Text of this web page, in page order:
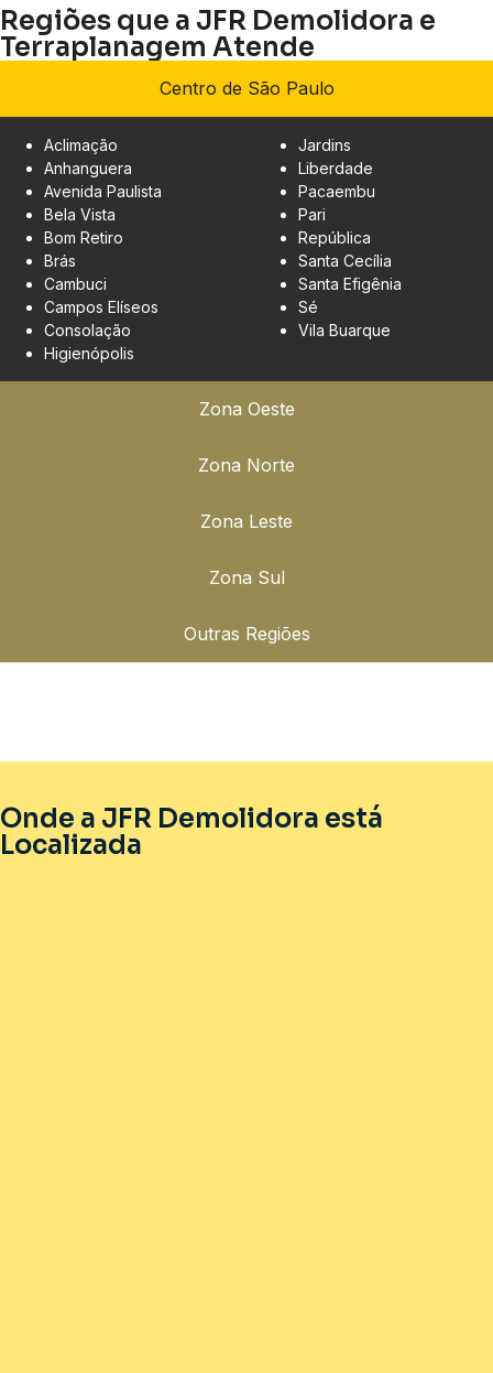
Regiões que a JFR Demolidora e
Terraplanagem Atende
Centro de São Paulo
Zona Oeste
Zona Norte
Zona Leste
Zona Sul
Outras Regiões
Aclimação
Anhanguera
Avenida Paulista
Bela Vista
Bom Retiro
Brás
Cambuci
Campos Elíseos
Consolação
Higienópolis
Jardins
Liberdade
Pacaembu
Pari
República
Santa Cecília
Santa Efigênia
Sé
Vila Buarque
Onde a JFR Demolidora está
Localizada